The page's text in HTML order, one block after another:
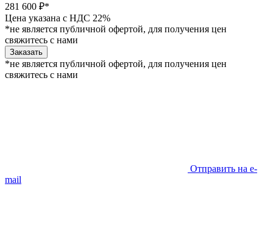
281 600 ₽*
Цена указана с НДС 22%
*не является публичной офертой, для получения цен
свяжитесь с нами
Заказать
*не является публичной офертой, для получения цен
свяжитесь с нами
Отправить на e-
mail